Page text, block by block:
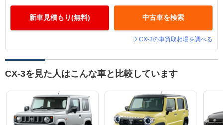
新車見積もり(無料) 中古車を検索
CX-3の車買取相場を調べる
CX-3を見た人はこんな車と比較しています